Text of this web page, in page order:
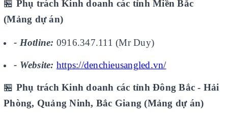
🏪 Phụ trách Kinh doanh các tỉnh Miền Bắc
(Mảng dự án)
- Hotline: 0916.347.111 (Mr Duy)
- Website: https://denchieusangled.vn/
🏪 Phụ trách Kinh doanh các tỉnh Đông Bắc - Hải
Phòng, Quảng Ninh, Bắc Giang (Mảng dự án)